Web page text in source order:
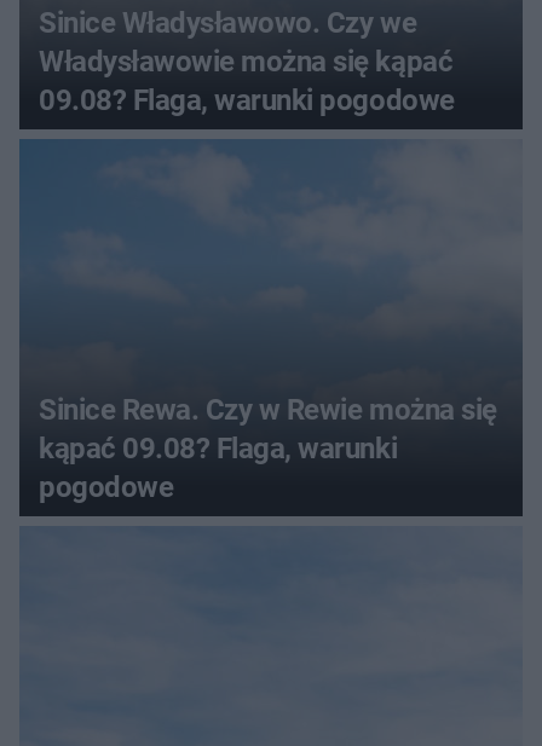
Sinice Władysławowo. Czy we
Władysławowie można się kąpać
09.08? Flaga, warunki pogodowe
Sinice Rewa. Czy w Rewie można się
kąpać 09.08? Flaga, warunki
pogodowe